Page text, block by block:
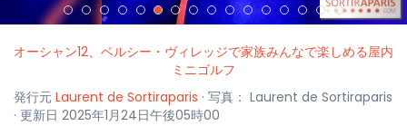
オーシャン12、ベルシー・ヴィレッジで家族みんなで楽しめる屋内
ミニゴルフ
発行元 Laurent de Sortiraparis · 写真： Laurent de Sortiraparis
· 更新日 2025年1月24日午後05時00